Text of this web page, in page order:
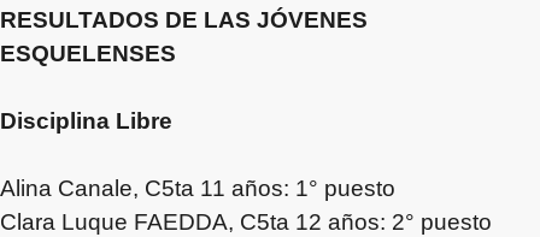
RESULTADOS DE LAS JÓVENES
ESQUELENSES
Disciplina Libre
Alina Canale, C5ta 11 años: 1° puesto
Clara Luque FAEDDA, C5ta 12 años: 2° puesto